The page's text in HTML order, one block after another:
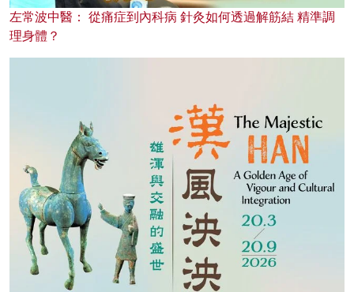
左常波中醫： 從痛症到內科病 針灸如何透過解筋結 精準調
理身體？